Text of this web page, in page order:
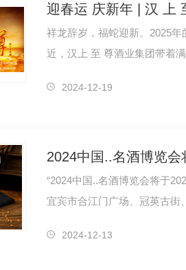
祥龙辞岁，福蛇迎新。2025
近，汉上 至 尊酒业集团带着
2024-12-19
“2024中国..名酒博览会将于
宜宾市合江门广场、冠英古街
2024-12-13